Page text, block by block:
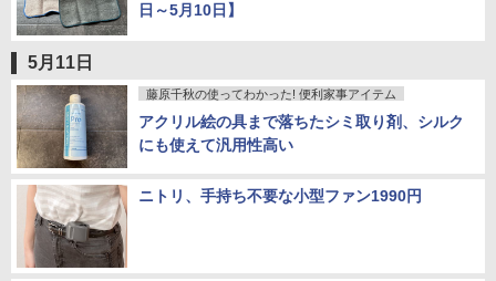
日～5月10日】
5月11日
藤原千秋の使ってわかった! 便利家事アイテム
アクリル絵の具まで落ちたシミ取り剤、シルク
にも使えて汎用性高い
ニトリ、手持ち不要な小型ファン1990円